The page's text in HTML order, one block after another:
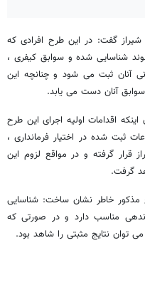
شیراز گفت: در این طرح افرادی که
شناسایی شده و سوابق کیفری ،
آنان ثبت می شود و چنانچه این
آنان دست می یابد.
اقدامات اولیه اجرای این طرح
ثبت شده در اختیار فرمانداری ،
قرار گرفته و در مواقع لزوم این
گرفت.
مذکور خاطر نشان ساخت: شناسایی
مناسب دارد و در صورتی که
توان نتایج مثبتی را شاهد بود.